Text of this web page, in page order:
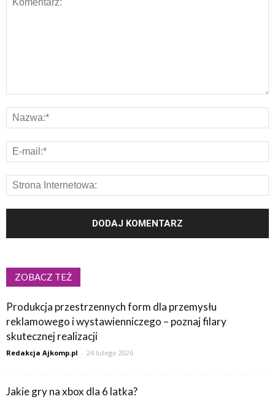
ZOBACZ TEŻ
Produkcja przestrzennych form dla przemysłu
reklamowego i wystawienniczego – poznaj filary
skutecznej realizacji
Redakcja Ajkomp.pl - 24 lutego 2026
Jakie gry na xbox dla 6 latka?